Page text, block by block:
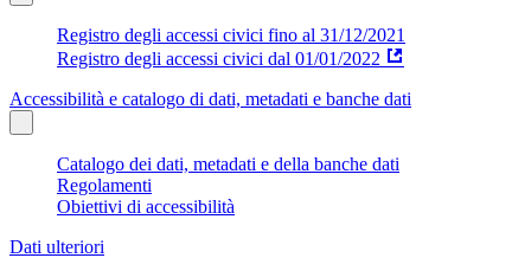
Registro degli accessi civici fino al 31/12/2021
Registro degli accessi civici dal 01/01/2022
Accessibilità e catalogo di dati, metadati e banche dati
Catalogo dei dati, metadati e della banche dati
Regolamenti
Obiettivi di accessibilità
Dati ulteriori